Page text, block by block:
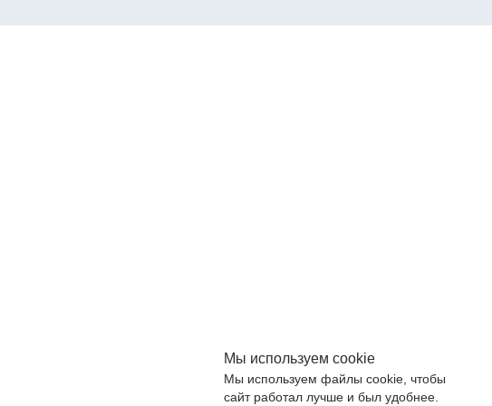
Мы используем cookie
Мы используем файлы cookie, чтобы
сайт работал лучше и был удобнее.